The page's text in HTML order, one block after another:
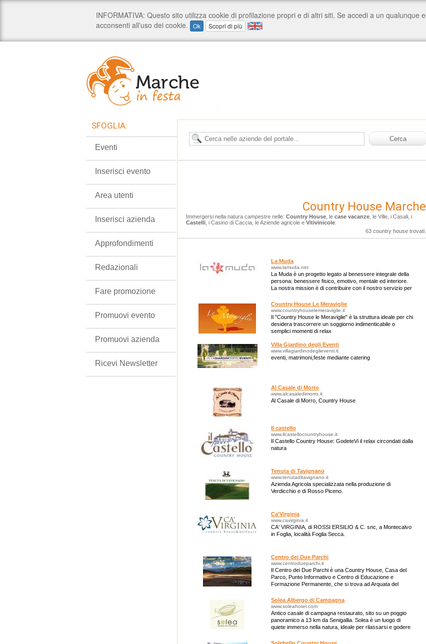
Country House Marche
Immergersi nella natura campestre nelle: Country House , le case vacanze , le Ville, i Casali, i
Castelli , i Casino di Caccia, le Aziende agricole e Vitivinicole
63 country house trovati.
La Muda
www.lamuda.net
La Muda è un progetto legato al benessere integrale della
persona: benessere fisico, emotivo, mentale ed interiore.
La nostra mission è di contribuire con il nostro servizio per
Country House Le Meraviglie
www.countryhouselemeraviglie.it
Il "Country House le Meraviglie" è la struttura ideale per chi
desidera trascorrere un soggiorno indimenticabile o
semplici momenti di relax
Villa Giardino degli Eventi
www.villagiardinodeglieventi.it
eventi, matrimoni,feste mediante catering
Al Casale di Morro
www.alcasaledimorro.it
Al Casale di Morro, Country House
Il castello
www.ilcastellocountryhouse.it
Il Castello Country House: GodeteVi il relax circondati dalla
natura
Tenuta di Tavignano
www.tenutaditavignano.it
Azienda Agricola specializzata nella produzione di
Verdicchio e di Rosso Piceno.
Ca'Virginia
www.cavirginia.it
CA' VIRGINIA, di ROSSI ERSILIO & C. snc, a Montecalvo
in Foglia, località Foglia Secca.
Centro dei Due Parchi
www.centrodueparchi.it
Il Centro dei Due Parchi è una Country House, Casa del
Parco, Punto Informativo e Centro di Educazione e
Formazione Permanente, che si trova ad Arquata del
Solea Albergo di Campagna
www.soleahotel.com
Antico casale di campagna restaurato, sito su un poggio
panoramico a 13 km da Senigallia. Solea è un luogo di
quiete immerso nella natura, ideale per rilassarsi e godere
SFOGLIA:
Eventi
Inserisci evento
Area utenti
Inserisci azienda
Approfondimenti
Redazionali
Fare promozione
Promuovi evento
Promuovi azienda
Ricevi Newsletter